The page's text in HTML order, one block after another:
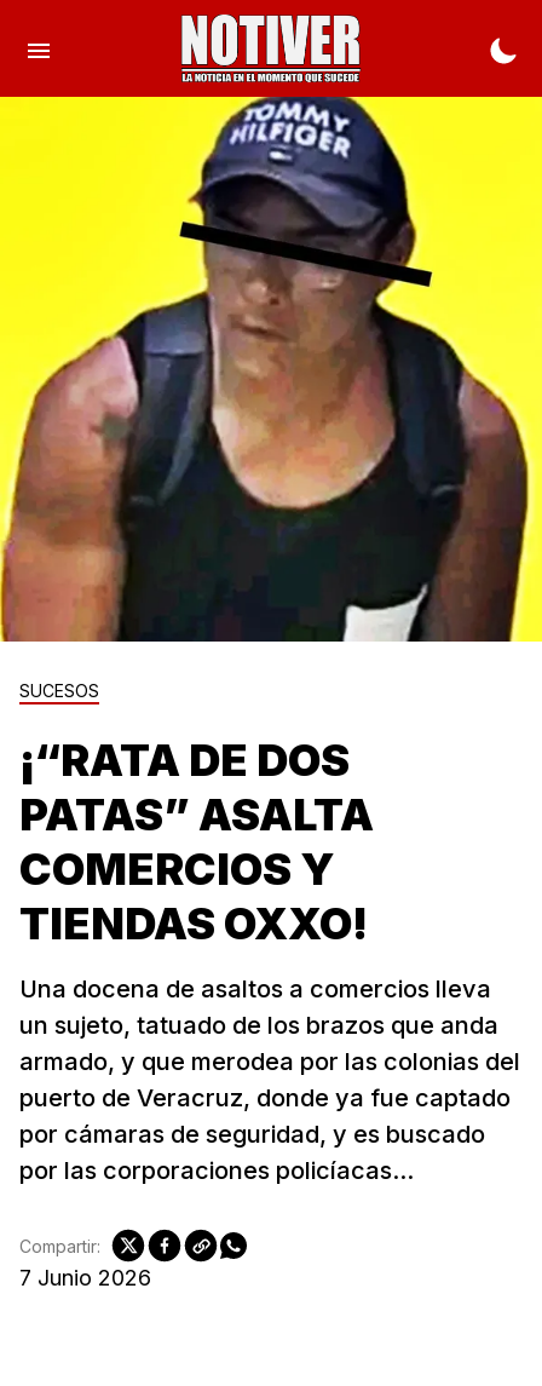
SUCESOS
¡“RATA DE DOS
PATAS” ASALTA
COMERCIOS Y
TIENDAS OXXO!
Una docena de asaltos a comercios lleva
un sujeto, tatuado de los brazos que anda
armado, y que merodea por las colonias del
puerto de Veracruz, donde ya fue captado
por cámaras de seguridad, y es buscado
por las corporaciones policíacas...
7 Junio 2026
Compartir: